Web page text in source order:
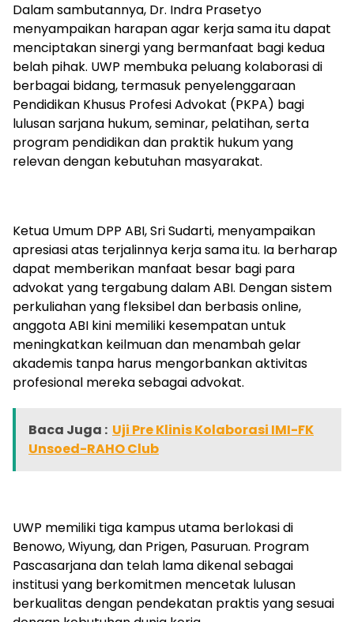
Dalam sambutannya, Dr. Indra Prasetyo
menyampaikan harapan agar kerja sama itu dapat
menciptakan sinergi yang bermanfaat bagi kedua
belah pihak. UWP membuka peluang kolaborasi di
berbagai bidang, termasuk penyelenggaraan
Pendidikan Khusus Profesi Advokat (PKPA) bagi
lulusan sarjana hukum, seminar, pelatihan, serta
program pendidikan dan praktik hukum yang
relevan dengan kebutuhan masyarakat.
Ketua Umum DPP ABI, Sri Sudarti, menyampaikan
apresiasi atas terjalinnya kerja sama itu. Ia berharap
dapat memberikan manfaat besar bagi para
advokat yang tergabung dalam ABI. Dengan sistem
perkuliahan yang fleksibel dan berbasis online,
anggota ABI kini memiliki kesempatan untuk
meningkatkan keilmuan dan menambah gelar
akademis tanpa harus mengorbankan aktivitas
profesional mereka sebagai advokat.
Baca Juga : Uji Pre Klinis Kolaborasi IMI-FK
Unsoed-RAHO Club
UWP memiliki tiga kampus utama berlokasi di
Benowo, Wiyung, dan Prigen, Pasuruan. Program
Pascasarjana dan telah lama dikenal sebagai
institusi yang berkomitmen mencetak lulusan
berkualitas dengan pendekatan praktis yang sesuai